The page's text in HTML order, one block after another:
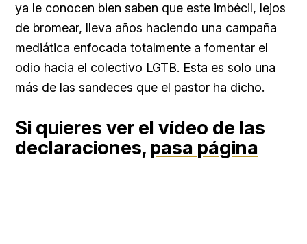
ya le conocen bien saben que este imbécil, lejos
de bromear, lleva años haciendo una campaña
mediática enfocada totalmente a fomentar el
odio hacia el colectivo LGTB. Esta es solo una
más de las sandeces que el pastor ha dicho.
Si quieres ver el vídeo de las
declaraciones, pasa página